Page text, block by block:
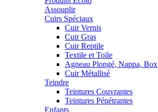
Assouplir
Cuirs Spéciaux
Cuir Vernis
Cuir Gras
Cuir Reptile
Textile et Toile
Agneau Plongé, Nappa, Box
Cuir Métallisé
Teindre
Teintures Couvrantes
Teintures Pénétrantes
Enfants